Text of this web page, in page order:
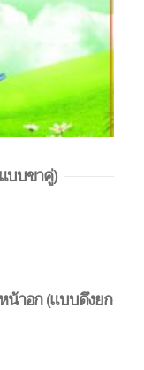
บบขาคู่)
น้าอก (แบบดึงยก